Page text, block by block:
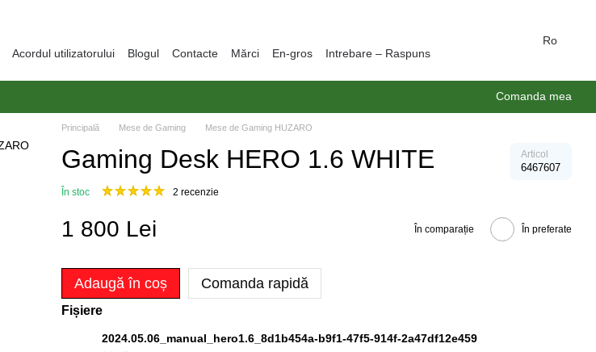
Acordul utilizatorului Blogul Contacte Mărci En-gros Intrebare – Raspuns
Ro
Comanda mea
Principală Mese de Gaming Mese de Gaming HUZARO
Gaming Desk HERO 1.6 WHITE Articol
6467607
În stoc 2 recenzie
1 800 Lei În comparație În preferate
Adaugă în coș Comanda rapidă
Fișiere
2024.05.06_manual_hero1.6_8d1b454a-b9f1-47f5-914f-2a47df12e459